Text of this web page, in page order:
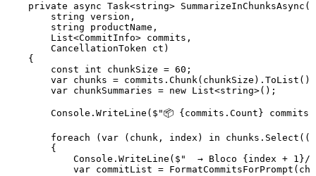
    private
async Task<string> SummarizeInChunksAsync (
        string
version ,
        string
productName ,
        List
<CommitInfo> commits ,
        CancellationToken
ct)
    {
        const
int chunkSize = 60 ;
        var
chunks = commits . Chunk(chunkSize) . ToList ();
        var
chunkSummaries = new List<string>();
        Console
. WriteLine ( $"📦 { commits . Count } commits
        foreach
( var (chunk , index) in chunks . Select ((c
        {
            Console
. WriteLine ( $"
  → Bloco
{ index + 1 }/
            var
commitList = FormatCommitsForPrompt (